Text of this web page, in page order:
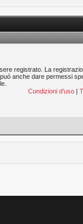
registrato. La
anche dare permessi
Condizioni d’uso |